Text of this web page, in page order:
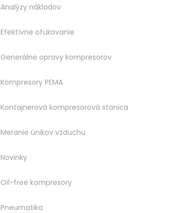
Analýzy nákladov
Efektívne ofukovanie
Generálne opravy kompresorov
Kompresory PEMA
Kontajnerová kompresorová stanica
Meranie únikov vzduchu
Novinky
Oil-free kompresory
Pneumatika